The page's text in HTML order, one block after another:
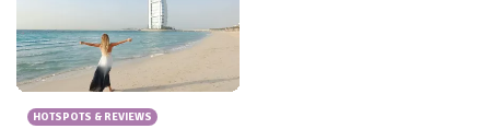
HOTSPOTS & REVIEWS